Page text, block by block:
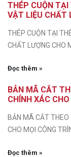
THÉP CUỘN
VẬT LIỆU CHẤT
THÉP CUỘN TẠI
CHẤT LƯỢNG CHO
Đọc thêm »
BẢN MÃ CẮT
CHÍNH XÁC
BẢN MÃ CẮT THEO
CHO MỌI CÔNG
Đọc thêm »